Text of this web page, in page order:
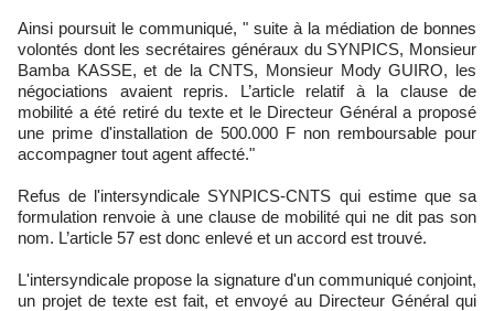
Ainsi poursuit le communiqué, " suite à la médiation de bonnes
volontés dont les secrétaires généraux du SYNPICS, Monsieur
Bamba KASSE, et de la CNTS, Monsieur Mody GUIRO, les
négociations avaient repris. L’article relatif à la clause de
mobilité a été retiré du texte et le Directeur Général a proposé
une prime d'installation de 500.000 F non remboursable pour
accompagner tout agent affecté."
Refus de l'intersyndicale SYNPICS-CNTS qui estime que sa
formulation renvoie à une clause de mobilité qui ne dit pas son
nom. L’article 57 est donc enlevé et un accord est trouvé.
L'intersyndicale propose la signature d'un communiqué conjoint,
un projet de texte est fait, et envoyé au Directeur Général qui